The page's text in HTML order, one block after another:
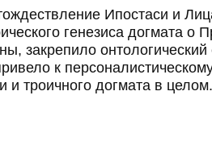
Ипостаси и
генезиса догмата о
закрепило онтологический
к
и троичного догмата в